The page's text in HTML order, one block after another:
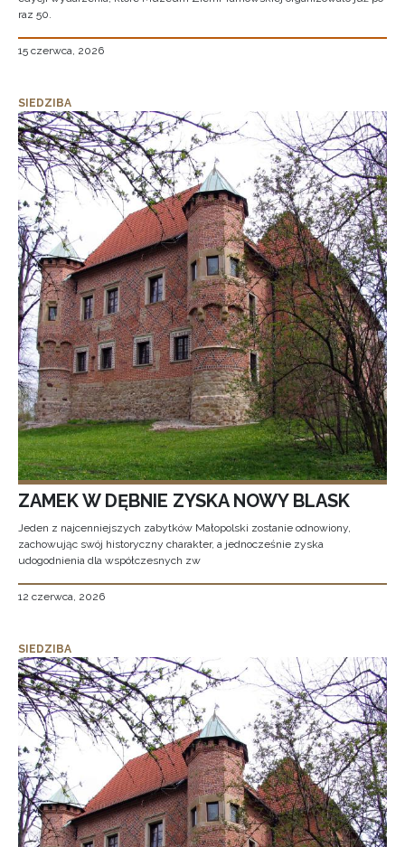
raz 50.
15 czerwca, 2026
SIEDZIBA
ZAMEK W DĘBNIE ZYSKA NOWY BLASK
Jeden z najcenniejszych zabytków Małopolski zostanie odnowiony,
zachowując swój historyczny charakter, a jednocześnie zyska
udogodnienia dla współczesnych zw
12 czerwca, 2026
SIEDZIBA